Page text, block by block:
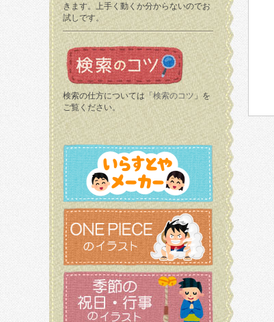
きます。上手く動くか分からないのでお
試しです。
検索の仕方については「 検索のコツ 」を
ご覧ください。